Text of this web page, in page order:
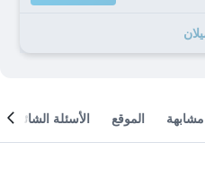
الموقع الأسئلة الشائعة